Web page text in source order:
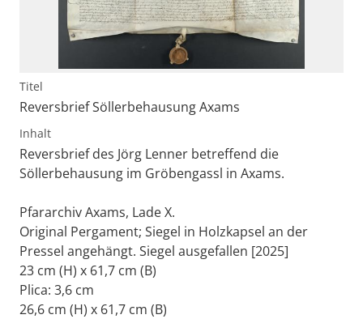
Titel
Reversbrief Söllerbehausung Axams
Inhalt
Reversbrief des Jörg Lenner betreffend die
Söllerbehausung im Gröbengassl in Axams.
Pfararchiv Axams, Lade X.
Original Pergament; Siegel in Holzkapsel an der
Pressel angehängt. Siegel ausgefallen [2025]
23 cm (H) x 61,7 cm (B)
Plica: 3,6 cm
26,6 cm (H) x 61,7 cm (B)